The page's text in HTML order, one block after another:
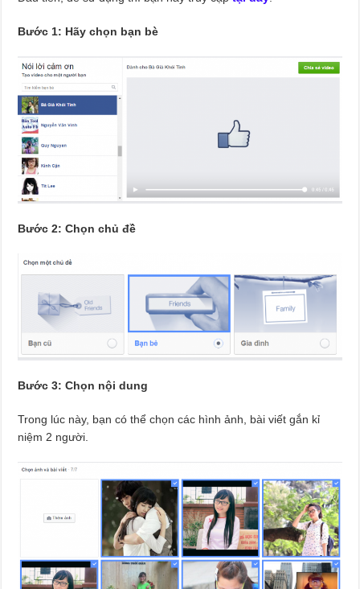
Bước 1: Hãy chọn bạn bè
Bước 2: Chọn chủ đề
Bước 3: Chọn nội dung
Trong lúc này, bạn có thể chọn các hình ảnh, bài viết gắn kỉ
niệm 2 người.